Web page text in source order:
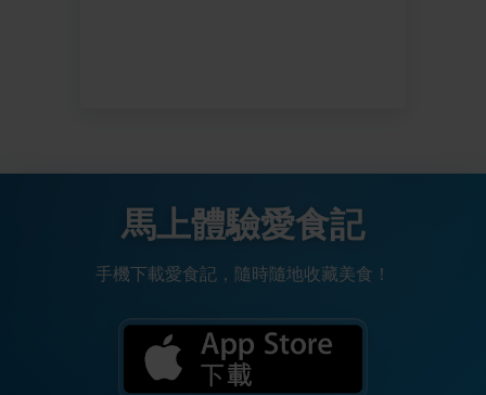
馬上體驗愛食記
手機下載愛食記，隨時隨地收藏美食！